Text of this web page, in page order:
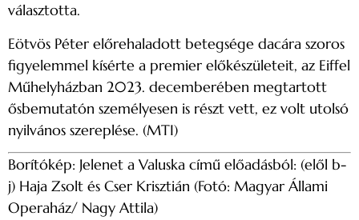
választotta.
Eötvös Péter előrehaladott betegsége dacára szoros
figyelemmel kísérte a premier előkészületeit, az Eiffel
Műhelyházban 2023. decemberében megtartott
ősbemutatón személyesen is részt vett, ez volt utolsó
nyilvános szereplése. (MTI)
Borítókép: Jelenet a Valuska című előadásból: (elől b-
j) Haja Zsolt és Cser Krisztián (Fotó: Magyar Állami
Operaház/ Nagy Attila)